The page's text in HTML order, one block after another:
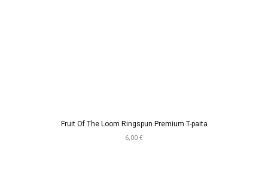
Fruit Of The Loom Ringspun Premium T-paita
6,00 €